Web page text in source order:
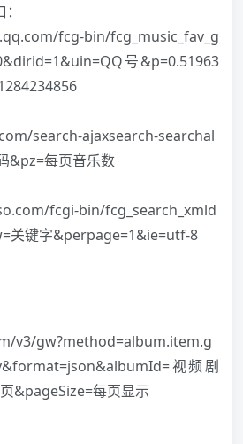
fcg-bin/fcg_music_fav_g
号&p=0.51963
search-ajaxsearch-searchal
&pz=每页音乐数
fcgi-bin/fcg_search_xmld
关键字&perpage=1&ie=utf-8
v3/gw?method=album.item.g
视频剧
&pageSize=每页显示